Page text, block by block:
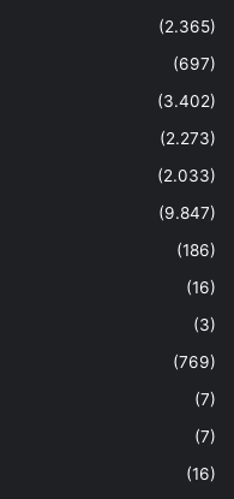
(2.365)
(697)
(3.402)
(2.273)
(2.033)
(9.847)
(186)
(16)
(3)
(769)
(7)
(7)
(16)